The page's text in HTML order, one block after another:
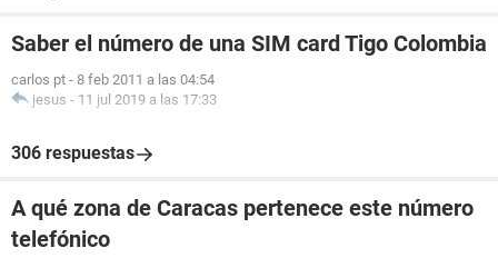
Saber el número de una SIM card Tigo Colombia
carlos pt - 8 feb 2011 a las 04:54
jesus - 11 jul 2019 a las 17:33
306 respuestas
A qué zona de Caracas pertenece este número
telefónico